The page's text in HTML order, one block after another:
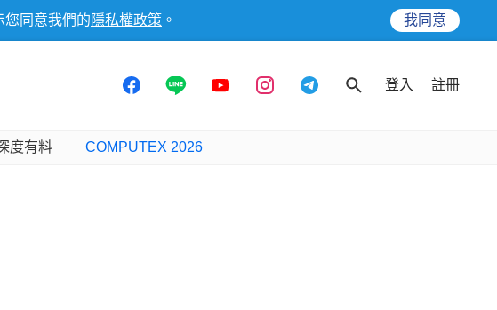
您同意我們的 隱私權政策 。 我同意
登入 註冊
度有料 COMPUTEX 2026